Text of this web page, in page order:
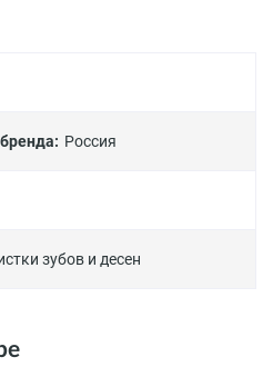
Россия
зубов и десен